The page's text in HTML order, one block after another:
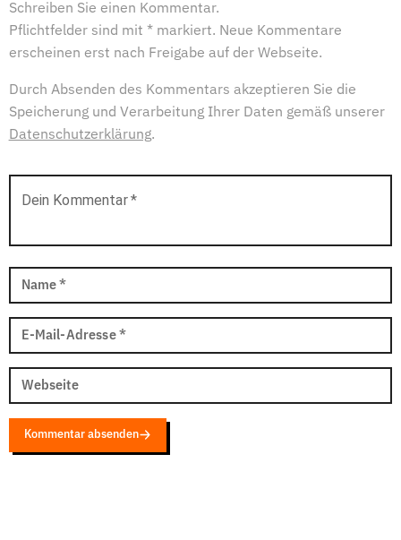
Schreiben Sie einen Kommentar.
Pflichtfelder sind mit * markiert. Neue Kommentare
erscheinen erst nach Freigabe auf der Webseite.
Durch Absenden des Kommentars akzeptieren Sie die
Speicherung und Verarbeitung Ihrer Daten gemäß unserer
Datenschutzerklärung.
Dein Kommentar*
Name *
E-Mail-Adresse *
Webseite
Kommentar absenden